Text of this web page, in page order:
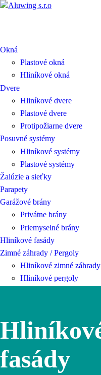
Okná
Plastové okná
Hliníkové okná
Dvere
Hliníkové dvere
Plastové dvere
Protipožiarne dvere
Posuvné systémy
Hliníkové systémy
Plastové systémy
Žalúzie a sieťky
Parapety
Garážové brány
Privátne brány
Priemyselné brány
Hliníkové fasády
Zimné záhrady / Pergoly
Hliníkové zimné záhrady
Hliníkové pergoly
fasády